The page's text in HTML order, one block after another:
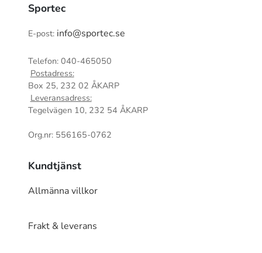
Sportec
E-post: info@sportec.se
Telefon: 040-465050
Postadress:
Box 25, 232 02 ÅKARP
Leveransadress:
Tegelvägen 10, 232 54 ÅKARP
Org.nr: 556165-0762
Kundtjänst
Allmänna villkor
Frakt & leverans